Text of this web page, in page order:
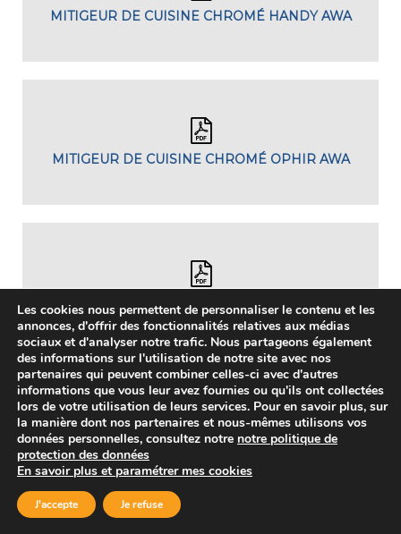
MITIGEUR DE CUISINE CHROMÉ HANDY AWA
MITIGEUR DE CUISINE CHROMÉ OPHIR AWA
MITIGEUR LAVABO BAS ANGO AWA
MITIGEUR LAVABO BEC CASCADE INKY AWA
Les cookies nous permettent de personnaliser le contenu et les
annonces, d'offrir des fonctionnalités relatives aux médias
sociaux et d'analyser notre trafic. Nous partageons également
des informations sur l'utilisation de notre site avec nos
partenaires qui peuvent combiner celles-ci avec d'autres
informations que vous leur avez fournies ou qu'ils ont collectées
lors de votre utilisation de leurs services. Pour en savoir plus, sur
la manière dont nos partenaires et nous-mêmes utilisons vos
données personnelles, consultez notre notre politique de
protection des données
En savoir plus et paramétrer mes cookies
J'accepte Je refuse